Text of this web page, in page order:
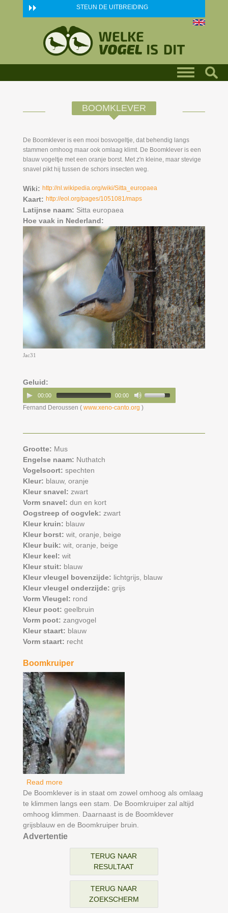
Skip to main content STEUN DE UITBREIDING
BOOMKLEVER
De Boomklever is een mooi bosvogeltje, dat behendig langs
stammen omhoog maar ook omlaag klimt. De Boomklever is een
blauw vogeltje met een oranje borst. Met z'n kleine, maar stevige
snavel pikt hij tussen de schors insecten weg.
Wiki: http://nl.wikipedia.org/wiki/Sitta_europaea
Kaart: http://eol.org/pages/1051081/maps
Latijnse naam: Sitta europaea
Hoe vaak in Nederland:
Jac31
Geluid:
00:00 00:00
Fernand Deroussen ( www.xeno-canto.org )
Grootte: Mus
Engelse naam: Nuthatch
Vogelsoort: spechten
Kleur: blauw, oranje
Kleur snavel: zwart
Vorm snavel: dun en kort
Oogstreep of oogvlek: zwart
Kleur kruin: blauw
Kleur borst: wit, oranje,
beige
Kleur buik: wit, oranje,
beige
Kleur keel: wit
Kleur stuit: blauw
Kleur vleugel bovenzijde: lichtgrijs, blauw
Kleur vleugel onderzijde: grijs
Vorm Vleugel: rond
Kleur poot: geelbruin
Vorm poot: zangvogel
Kleur staart: blauw
Vorm staart: recht
Boomkruiper
Read moreabout Boomkruiper
De Boomklever is in staat om zowel omhoog als omlaag
te klimmen langs een stam. De Boomkruiper zal altijd
omhoog klimmen. Daarnaast is de Boomklever
grijsblauw en de Boomkruiper bruin.
Advertentie
TERUG NAAR
RESULTAAT
TERUG NAAR
ZOEKSCHERM